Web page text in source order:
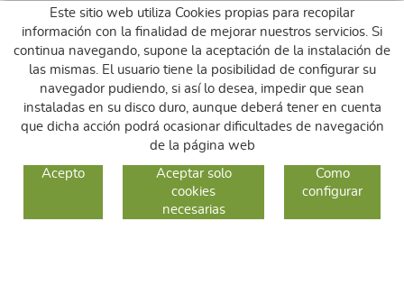
CAMBIOS Y DEVOLUCIONES
Este sitio web utiliza Cookies propias para recopilar
información con la finalidad de mejorar nuestros servicios. Si
continua navegando, supone la aceptación de la instalación de
las mismas. El usuario tiene la posibilidad de configurar su
navegador pudiendo, si así lo desea, impedir que sean
instaladas en su disco duro, aunque deberá tener en cuenta
que dicha acción podrá ocasionar dificultades de navegación
de la página web
Acepto
Aceptar solo
cookies
necesarias
Como
configurar